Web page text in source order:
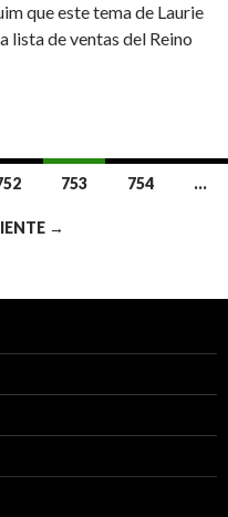
que este tema de Laurie
lista de ventas del Reino
753 754 …
→